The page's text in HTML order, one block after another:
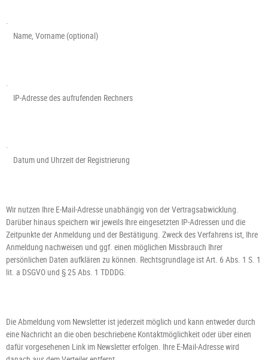
·
Name, Vorname (optional)
·
IP-Adresse des aufrufenden Rechners
·
Datum und Uhrzeit der Registrierung
Wir nutzen Ihre E-Mail-Adresse unabhängig von der Vertragsabwicklung.
Darüber hinaus speichern wir jeweils Ihre eingesetzten IP-Adressen und die
Zeitpunkte der Anmeldung und der Bestätigung. Zweck des Verfahrens ist, Ihre
Anmeldung nachweisen und ggf. einen möglichen Missbrauch Ihrer
persönlichen Daten aufklären zu können. Rechtsgrundlage ist Art. 6 Abs. 1 S. 1
lit. a DSGVO und § 25 Abs. 1 TDDDG.
Die Abmeldung vom Newsletter ist jederzeit möglich und kann entweder durch
eine Nachricht an die oben beschriebene Kontaktmöglichkeit oder über einen
dafür vorgesehenen Link im Newsletter erfolgen. Ihre E-Mail-Adresse wird